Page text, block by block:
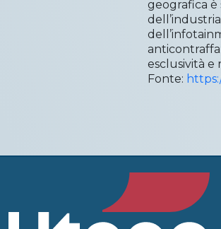
geografica è
esclusività e
Fonte: